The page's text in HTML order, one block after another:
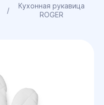
/
Кухонная рукавица
ROGER